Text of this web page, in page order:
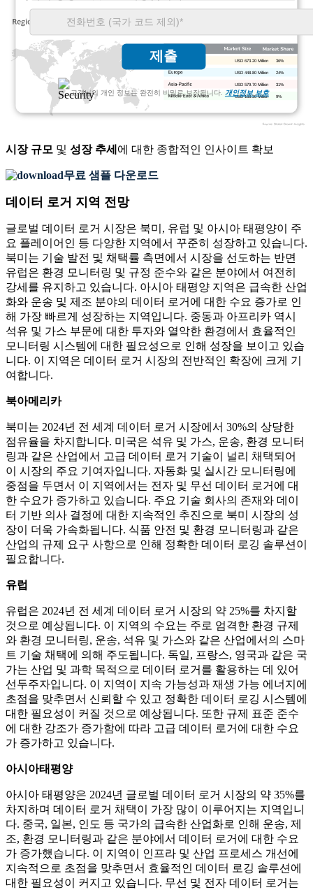
제출
고객님의 개인 정보는 완전히 비밀로 보장됩니다. 개인정보 보호 9%
USD 168.30 Million
31%
USD 579.70 Million
24%
USD 448.80 Million
36%
USD 673.20 Million
시장 규모 및 성장 추세 에 대한 종합적인 인사이트 확보
무료 샘플 다운로드
데이터 로거 지역 전망
글로벌 데이터 로거 시장은 북미, 유럽 및 아시아 태평양이 주
요 플레이어인 등 다양한 지역에서 꾸준히 성장하고 있습니다.
북미는 기술 발전 및 채택률 측면에서 시장을 선도하는 반면
유럽은 환경 모니터링 및 규정 준수와 같은 분야에서 여전히
강세를 유지하고 있습니다. 아시아 태평양 지역은 급속한 산업
화와 운송 및 제조 분야의 데이터 로거에 대한 수요 증가로 인
해 가장 빠르게 성장하는 지역입니다. 중동과 아프리카 역시
석유 및 가스 부문에 대한 투자와 열악한 환경에서 효율적인
모니터링 시스템에 대한 필요성으로 인해 성장을 보이고 있습
니다. 이 지역은 데이터 로거 시장의 전반적인 확장에 크게 기
여합니다.
북아메리카
북미는 2024년 전 세계 데이터 로거 시장에서 30%의 상당한
점유율을 차지합니다. 미국은 석유 및 가스, 운송, 환경 모니터
링과 같은 산업에서 고급 데이터 로거 기술이 널리 채택되어
이 시장의 주요 기여자입니다. 자동화 및 실시간 모니터링에
중점을 두면서 이 지역에서는 전자 및 무선 데이터 로거에 대
한 수요가 증가하고 있습니다. 주요 기술 회사의 존재와 데이
터 기반 의사 결정에 대한 지속적인 추진으로 북미 시장의 성
장이 더욱 가속화됩니다. 식품 안전 및 환경 모니터링과 같은
산업의 규제 요구 사항으로 인해 정확한 데이터 로깅 솔루션이
필요합니다.
유럽
유럽은 2024년 전 세계 데이터 로거 시장의 약 25%를 차지할
것으로 예상됩니다. 이 지역의 수요는 주로 엄격한 환경 규제
와 환경 모니터링, 운송, 석유 및 가스와 같은 산업에서의 스마
트 기술 채택에 의해 주도됩니다. 독일, 프랑스, ​​영국과 같은 국
가는 산업 및 과학 목적으로 데이터 로거를 활용하는 데 있어
선두주자입니다. 이 지역이 지속 가능성과 재생 가능 에너지에
초점을 맞추면서 신뢰할 수 있고 정확한 데이터 로깅 시스템에
대한 필요성이 커질 것으로 예상됩니다. 또한 규제 표준 준수
에 대한 강조가 증가함에 따라 고급 데이터 로거에 대한 수요
가 증가하고 있습니다.
아시아태평양
아시아 태평양은 2024년 글로벌 데이터 로거 시장의 약 35%를
차지하며 데이터 로거 채택이 가장 많이 이루어지는 지역입니
다. 중국, 일본, 인도 등 국가의 급속한 산업화로 인해 운송, 제
조, 환경 모니터링과 같은 분야에서 데이터 로거에 대한 수요
가 증가했습니다. 이 지역이 인프라 및 산업 프로세스 개선에
지속적으로 초점을 맞추면서 효율적인 데이터 로깅 솔루션에
대한 필요성이 커지고 있습니다. 무선 및 전자 데이터 로거는